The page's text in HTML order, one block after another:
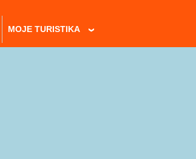
MOJE TURISTIKA ›